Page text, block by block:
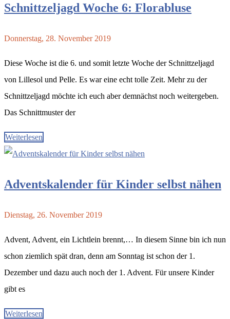
Schnittzeljagd Woche 6: Florabluse
Donnerstag, 28. November 2019
Diese Woche ist die 6. und somit letzte Woche der Schnittzeljagd
von Lillesol und Pelle. Es war eine echt tolle Zeit. Mehr zu der
Schnittzeljagd möchte ich euch aber demnächst noch weitergeben.
Das Schnittmuster der
Weiterlesen
Adventskalender für Kinder selbst nähen
Dienstag, 26. November 2019
Advent, Advent, ein Lichtlein brennt,… In diesem Sinne bin ich nun
schon ziemlich spät dran, denn am Sonntag ist schon der 1.
Dezember und dazu auch noch der 1. Advent. Für unsere Kinder
gibt es
Weiterlesen